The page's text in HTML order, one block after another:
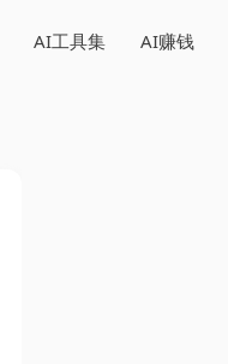
AI工具集 AI赚钱